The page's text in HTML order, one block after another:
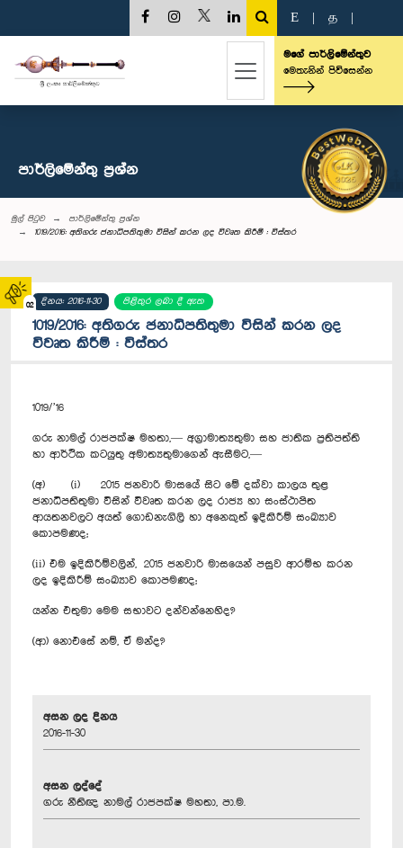
02
E த
මගේ පාර්ලිමේන්තුව
මෙතැනින් පිවිසෙන්න
පාර්ලි‌මේන්තු‌ ප්‍රශ්න
මුල් පිටුව
පාර්ලි‌මේන්තු‌ ප්‍රශ්න
1019/2016: අතිගරු ජනාධිපතිතුමා විසින් කරන ලද විවෘත කිරීම් : විස්තර
දිනය: 2016-11-30 පිළිතුර ලබා දී ඇත
1019/2016: අතිගරු ජනාධිපතිතුමා විසින් කරන ලද
විවෘත කිරීම් : විස්තර
1019/’16
ගරු නාමල් රාජපක්ෂ මහතා,— අග්‍රාමාත්‍යතුමා සහ ජාතික ප්‍රතිපත්ති
හා ආර්ථික කටයුතු අමාත්‍යතුමාගෙන් ඇසීමට,—
(අ) (i) 2015 ජනවාරි මාසයේ සිට මේ දක්වා කාලය තුළ
ජනාධිපතිතුමා විසින් විවෘත කරන ලද රාජ්‍ය හා සංස්ථාපිත
ආයතනවලට අයත් ‍ගොඩනැගිලි හා අනෙකුත් ඉදිකිරීම් සංඛ්‍යාව
කොපමණද;
(ii) එම ඉදිකිරීම්වලින්, 2015 ජනවාරි මාසයෙන් පසුව ආරම්භ කරන
ලද ඉදිකිරීම් සංඛ්‍යාව කොපමණද;
යන්න එතුමා මෙම සභාවට දන්වන්නෙහිද?
(ආ) නොඑසේ නම්, ඒ මන්ද?
අසන ලද දිනය
2016-11-30
අසන ලද්දේ
ගරු නීතිඥ නාමල් රාජපක්ෂ මහතා, පා.ම.